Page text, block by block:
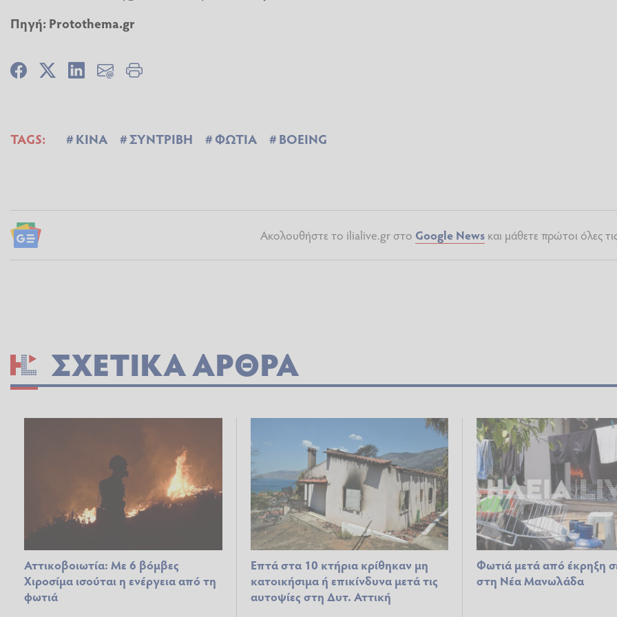
Πηγή: Protothema.gr
TAGS: ΚΙΝΑ ΣΥΝΤΡΙΒΗ ΦΩΤΙΑ BOEING
Ακολουθήστε το ilialive.gr στο Google Newsκαι μάθετε πρώτοι όλες
ΣΧΕΤΙΚΆ ΆΡΘΡΑ
Αττικοβοιωτία: Με 6 βόμβες
Χιροσίμα ισούται η ενέργεια από τη
φωτιά
Επτά στα 10 κτήρια κρίθηκαν μη
κατοικήσιμα ή επικίνδυνα μετά τις
αυτοψίες στη Δυτ. Αττική
Φωτιά μετά από έκρηξη
στη Νέα Μανωλάδα